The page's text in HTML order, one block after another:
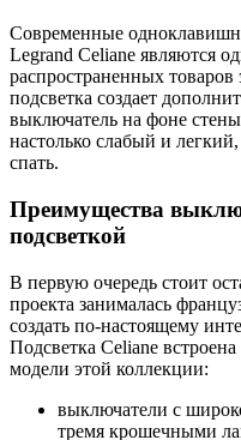
Современные
Legrand Celiane являются
распространенных
подсветка создает
выключатель на фоне
настолько слабый и
спать.
Преимущества
подсветкой
В первую очередь стоит
проекта занималась
создать по-настоящему
Подсветка Celiane
модели этой коллекции:
выключатели с
тремя крошечными